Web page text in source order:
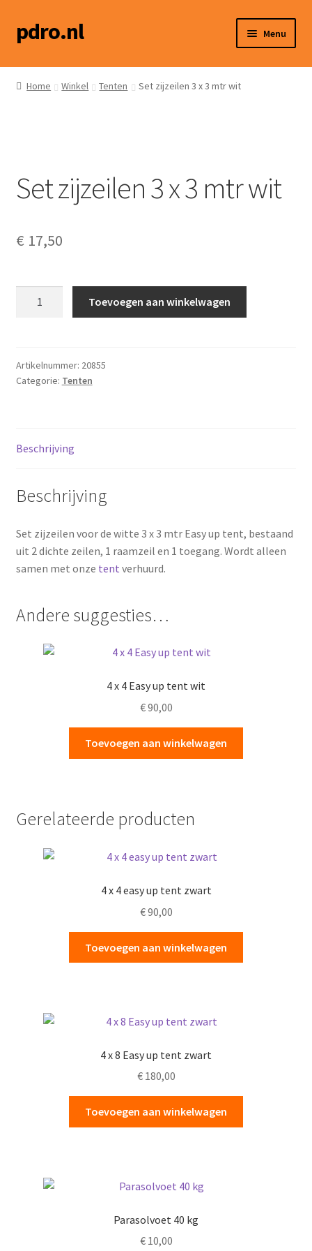
Ga
door
Ga
naar
pdro.nl Menu
Home
Social media
Home Winkel Tenten Set zijzeilen 3 x 3 mtr wit
Set zijzeilen 3 x 3 mtr wit
€ 17,50
3
mtr
Toevoegen aan winkelwagen
Artikelnummer: 20855
Categorie: Tenten
Beschrijving
Beschrijving
Set zijzeilen voor de witte 3 x 3 mtr Easy up tent, bestaand
uit 2 dichte zeilen, 1 raamzeil en 1 toegang. Wordt alleen
samen met onze tent verhuurd.
Andere suggesties…
4 x 4 Easy up tent wit
€90,00
Toevoegen aan winkelwagen
Gerelateerde producten
4 x 4 easy up tent zwart
€90,00
Toevoegen aan winkelwagen
4 x 8 Easy up tent zwart
€180,00
Toevoegen aan winkelwagen
Parasolvoet 40 kg
€10,00